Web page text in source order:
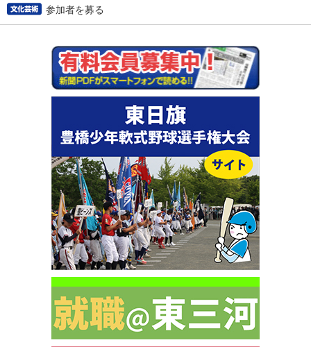
参加者を募る